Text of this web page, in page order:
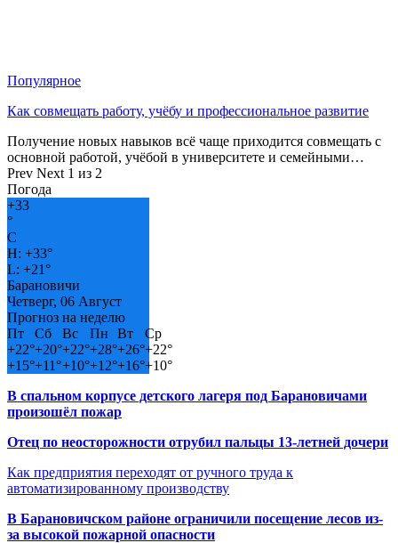
Популярное
Как совмещать работу, учёбу и профессиональное развитие
Получение новых навыков всё чаще приходится совмещать с
основной работой, учёбой в университете и семейными…
Prev Next 1 из 2
Погода
+33
°
C
H: +33°
L: +21°
Барановичи
Четверг, 06 Август
Прогноз на неделю
Пт
Сб Вс Пн Вт
Ср
+22°+20°+22°+28°+26°+22°
+15°+11°+10°+12°+16°+10°
В спальном корпусе детского лагеря под Барановичами
произошёл пожар
Отец по неосторожности отрубил пальцы 13-летней дочери
Как предприятия переходят от ручного труда к
автоматизированному производству
В Барановичском районе ограничили посещение лесов из-
за высокой пожарной опасности